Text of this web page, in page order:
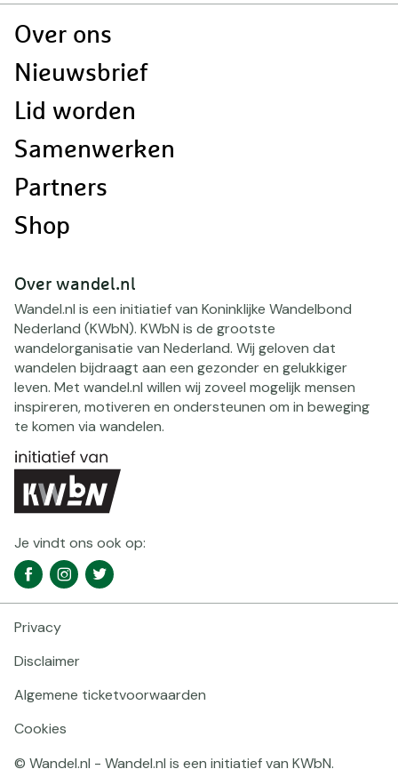
Doormat
Over ons
Nieuwsbrief
Lid worden
Samenwerken
Partners
Shop
Over wandel.nl
Wandel.nl is een initiatief van Koninklijke Wandelbond
Nederland (KWbN). KWbN is de grootste
wandelorganisatie van Nederland. Wij geloven dat
wandelen bijdraagt aan een gezonder en gelukkiger
leven. Met wandel.nl willen wij zoveel mogelijk mensen
inspireren, motiveren en ondersteunen om in beweging
te komen via wandelen.
Je vindt ons ook op:
Social
media
FacebookInstagramTwitter
© Wandel.nl - Wandel.nl is een initiatief van KWbN.
Footer
navigatie
Privacy
Disclaimer
Algemene ticketvoorwaarden
Cookies